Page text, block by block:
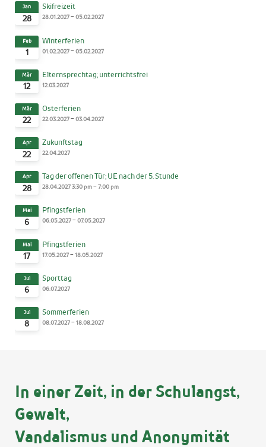
28
Jan Skifreizeit
28.01.2027-05.02.2027
1
Feb Winterferien
01.02.2027-05.02.2027
12
Mär Elternsprechtag; unterrichtsfrei
12.03.2027
22
Mär Osterferien
22.03.2027-03.04.2027
22
Apr Zukunftstag
22.04.2027
28
Apr Tag der offenen Tür; UE nach der 5. Stunde
28.04.20273:30 pm-7:00 pm
6
Mai Pfingstferien
06.05.2027-07.05.2027
17
Mai Pfingstferien
17.05.2027-18.05.2027
6
Jul Sporttag
06.07.2027
8
Jul Sommerferien
08.07.2027-18.08.2027
In einer Zeit, in der Schulangst,
Gewalt,
Vandalismus und Anonymität